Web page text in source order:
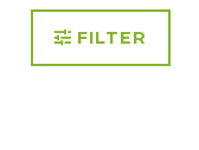
FILTER